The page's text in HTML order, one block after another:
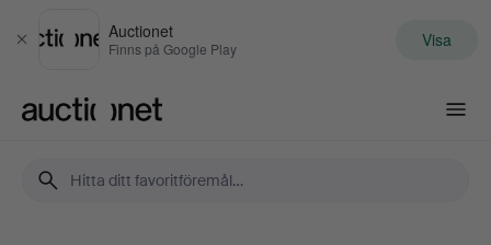
Stäng
Auctionet
Finns på Google Play Visa